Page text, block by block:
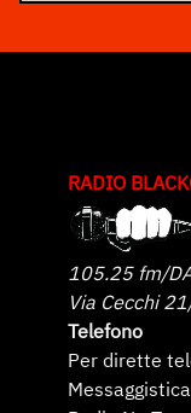
RADIO
105.25 fm/
Via Cecchi
Telefono
Per dirette